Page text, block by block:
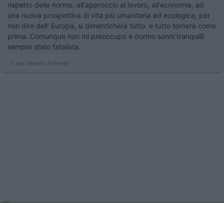
rispetto delle norme, all'approccio al lavoro, all'economia, ad
una nuova prospettiva di vita più umanitaria ed ecologica, per
non dire dell' Europa, si dimenticherà tutto e tutto tornerà come
prima. Comunque non mi preoccupo e dormo sonni tranquilli
sempre stato fatalista.
"il est interdit d'interdir"